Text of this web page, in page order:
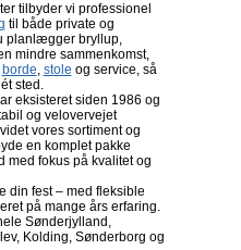
tilbyder vi professionel
til både private og
planlægger bryllup,
mindre sammenkomst,
borde, stole og service, så
sted.
eksisteret siden 1986 og
og velovervejet
vores sortiment og
en komplet pakke
med fokus på kvalitet og
din fest – med fleksible
på mange års erfaring.
Sønderjylland,
Kolding, Sønderborg og